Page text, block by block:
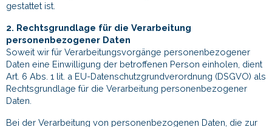
gestattet ist.
2. Rechtsgrundlage für die Verarbeitung
personenbezogener Daten
Soweit wir für Verarbeitungsvorgänge personenbezogener
Daten eine Einwilligung der betroffenen Person einholen, dient
Art. 6 Abs. 1 lit. a EU-Datenschutzgrundverordnung (DSGVO) als
Rechtsgrundlage für die Verarbeitung personenbezogener
Daten.
Bei der Verarbeitung von personenbezogenen Daten, die zur